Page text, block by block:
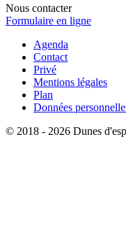
Nous contacter
Formulaire en ligne
Agenda
Contact
Privé
Mentions légales
Plan
Données
© 2018 - 2026 Dunes